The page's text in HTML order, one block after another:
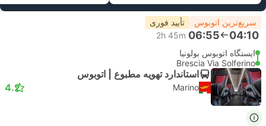
سریع‌ترین اتوبوس تأیید فوری
04:10
06:55
2h 45m
ایستگاه اتوبوس بولونیا
Brescia Via Solferino
استاندارد تهویه مطبوع | اتوبوس
Marino
4.2